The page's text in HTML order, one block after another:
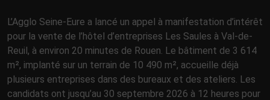
L’Agglo Seine-Eure a lancé un appel à manifestation d’intérêt
pour la vente de l’hôtel d’entreprises Les Saules à Val-de-
Reuil, à environ 20 minutes de Rouen. Le bâtiment de 3 614
m², implanté sur un terrain de 10 490 m², accueille déjà
plusieurs entreprises dans des bureaux et des ateliers. Les
candidats ont jusqu’au 30 septembre 2026 à 12 heures pour